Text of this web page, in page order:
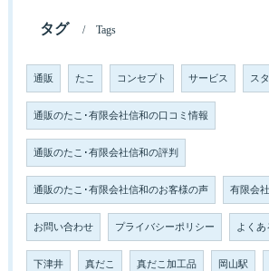
タグ Tags
通販 たこ コンセプト サービス ス
通販のたこ･有限会社信和の口コミ情報
通販のたこ･有限会社信和の評判
通販のたこ･有限会社信和のお客様の声 有限会
お問い合わせ プライバシーポリシー よくあ
下津井 真だこ 真だこ加工品 岡山駅